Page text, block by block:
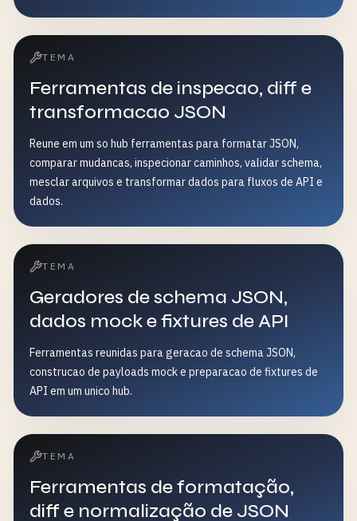
TEMA
Ferramentas de inspecao, diff e
transformacao JSON
Reune em um so hub ferramentas para formatar JSON,
comparar mudancas, inspecionar caminhos, validar schema,
mesclar arquivos e transformar dados para fluxos de API e
dados.
TEMA
Geradores de schema JSON,
dados mock e fixtures de API
Ferramentas reunidas para geracao de schema JSON,
construcao de payloads mock e preparacao de fixtures de
API em um unico hub.
TEMA
Ferramentas de formatação,
diff e normalização de JSON